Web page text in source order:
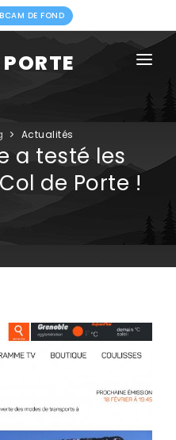
DE FOND
Actualités
a testé les
de Porte !